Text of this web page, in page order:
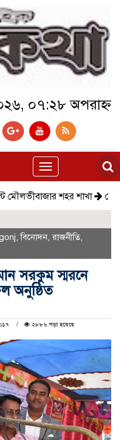
০৭:২৮ অপরাহ্ন
Toggle
navigation
শহর শাখা কেমন আছে
,বিনোদন, রাজনীতি,
সরকুম স্মরনে
অনুষ্ঠিত
২৮৮৬ পড়া হয়েছে